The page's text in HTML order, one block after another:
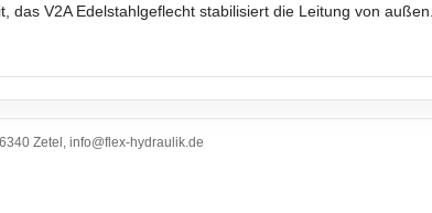
das V2A Edelstahlgeflecht stabilisiert die Leitung von
Zetel, info@flex-hydraulik.de